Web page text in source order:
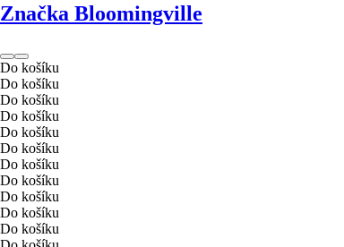
Značka Bloomingville
Do košíku
Do košíku
Do košíku
Do košíku
Do košíku
Do košíku
Do košíku
Do košíku
Do košíku
Do košíku
Do košíku